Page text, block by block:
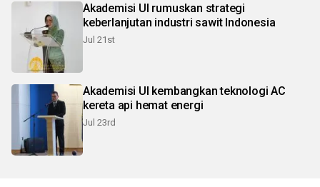
Akademisi UI rumuskan strategi
keberlanjutan industri sawit Indonesia
Jul 21st
Akademisi UI kembangkan teknologi AC
kereta api hemat energi
Jul 23rd